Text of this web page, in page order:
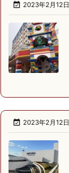
 2023年2月12日
 2023年2月12日